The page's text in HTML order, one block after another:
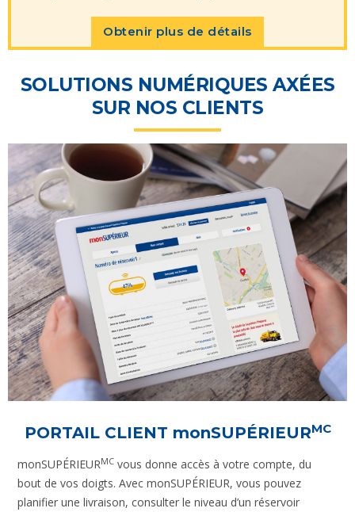
Obtenir plus de détails
SOLUTIONS NUMÉRIQUES AXÉES
SUR NOS CLIENTS
PORTAIL CLIENT monSUPÉRIEURMC
monSUPÉRIEURMC vous donne accès à votre compte, du
bout de vos doigts. Avec monSUPÉRIEUR, vous pouvez
planifier une livraison, consulter le niveau d’un réservoir